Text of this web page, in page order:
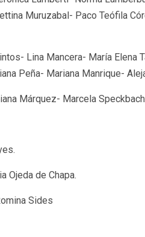
Muruzabal- Paco Teófila
Lina Mancera- María
Peña- Mariana Manrique-
Márquez- Marcela
Ojeda de Chapa.
Sides